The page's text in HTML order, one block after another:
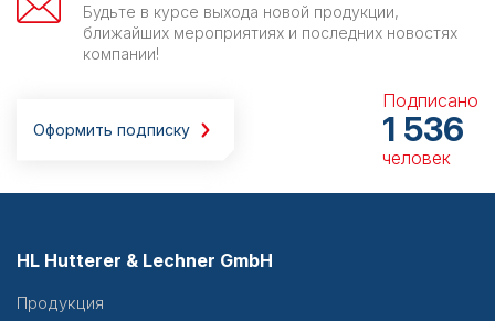
Будьте в курсе выхода новой продукции,
ближайших мероприятиях и последних новостях
компании!
Оформить подписку
Подписано
1 536
человек
HL Hutterer & Lechner GmbH
Продукция